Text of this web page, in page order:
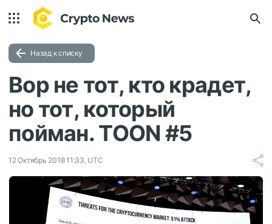
Назад к списку
Вор не тот, кто крадет,
но тот, который
пойман. TOON #5
12 Октябрь 2018 11:33, UTC